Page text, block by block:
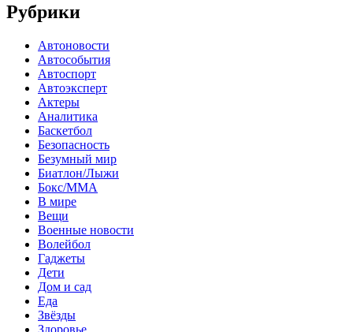
Рубрики
Автоновости
Автособытия
Автоспорт
Автоэксперт
Актеры
Аналитика
Баскетбол
Безопасность
Безумный мир
Биатлон/Лыжи
Бокс/MMA
В мире
Вещи
Военные новости
Волейбол
Гаджеты
Дети
Дом и сад
Еда
Звёзды
Здоровье